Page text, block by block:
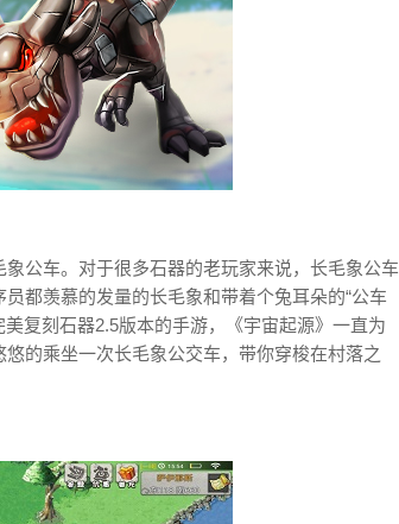
公车。对于很多石器的老玩家来说，长毛象公车
都羡慕的发量的长毛象和带着个兔耳朵的“公车
复刻石器2.5版本的手游，《宇宙起源》一直为
的乘坐一次长毛象公交车，带你穿梭在村落之